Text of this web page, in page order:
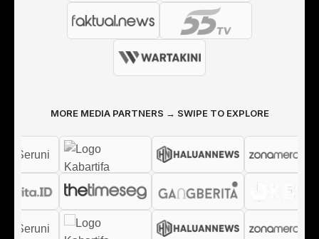
MORE MEDIA PARTNERS → SWIPE TO EXPLORE